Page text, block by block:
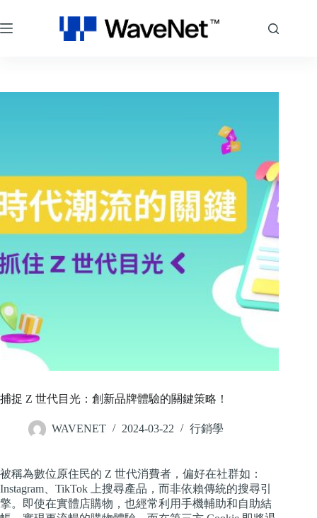
至
主
捕捉 Z 世代目光：創新品牌體驗的關鍵策略！
WAVENET 2024-03-22 行銷學
被稱為數位原住民的 Z 世代消費者，偏好在社群如：
Instagram、TikTok 上搜尋產品，而非依賴傳統的搜尋引
擎。即使在實體店購物，也經常利用手機輔助和自助結